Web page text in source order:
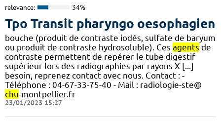
relevance: 34%
Tpo Transit pharyngo oesophagien
bouche (produit de contraste iodés, sulfate de baryum
ou produit de contraste hydrosoluble). Ces agents de
contraste permettent de repérer le tube digestif
supérieur lors des radiographies par rayons X [...]
besoin, reprenez contact avec nous. Contact : -
Téléphone : 04-67-33-75-40 - Mail : radiologie-ste@
chu-montpellier.fr
23/01/2023 15:27